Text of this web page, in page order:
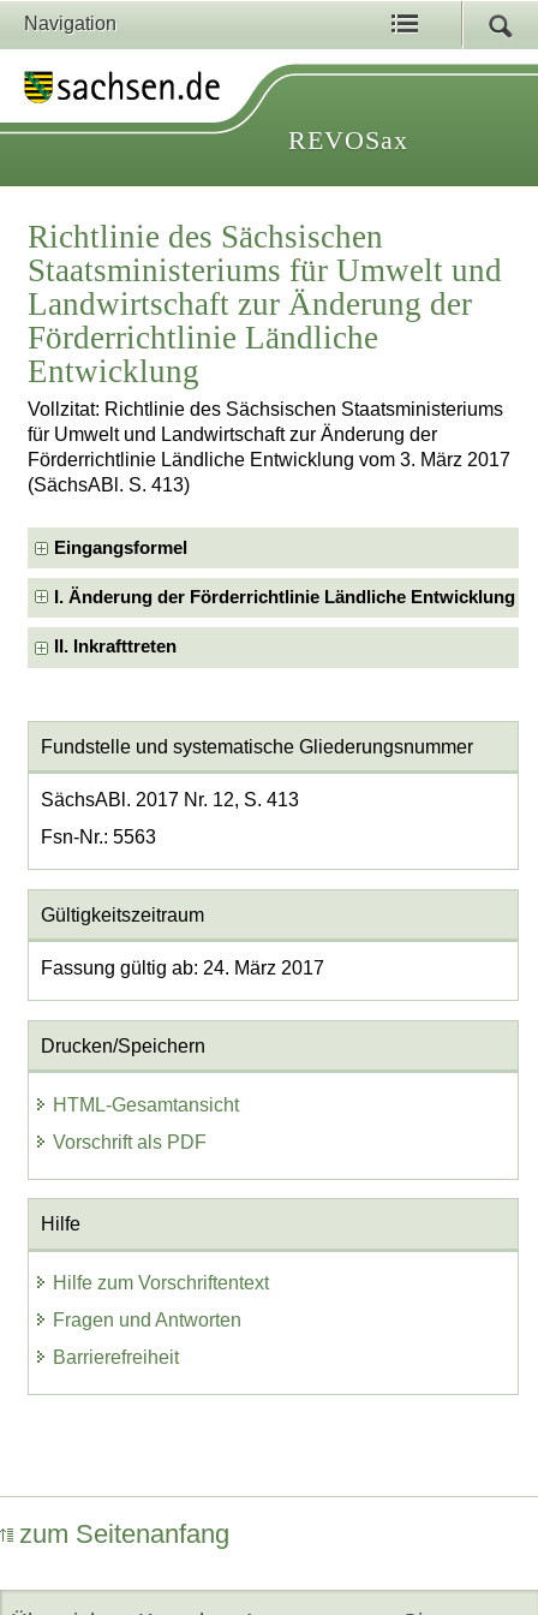
Navigation
REVOSax
Richtlinie des Sächsischen
Staatsministeriums für Umwelt und
Landwirtschaft zur Änderung der
Förderrichtlinie Ländliche
Entwicklung
Vollzitat: Richtlinie des Sächsischen Staatsministeriums
für Umwelt und Landwirtschaft zur Änderung der
Förderrichtlinie Ländliche Entwicklung vom 3. März 2017
(SächsABl. S. 413)
Eingangsformel
I. Änderung der Förderrichtlinie Ländliche Entwicklung
II. Inkrafttreten
Fundstelle und systematische Gliederungsnummer
SächsABl. 2017 Nr. 12, S. 413
Fsn-Nr.: 5563
Gültigkeitszeitraum
Fassung gültig ab: 24. März 2017
Drucken/Speichern
HTML-Gesamtansicht
Vorschrift als PDF
Hilfe
Hilfe zum Vorschriftentext
Fragen und Antworten
Barrierefreiheit
zum Seitenanfang